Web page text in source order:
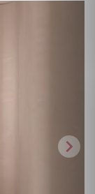
chevron_right